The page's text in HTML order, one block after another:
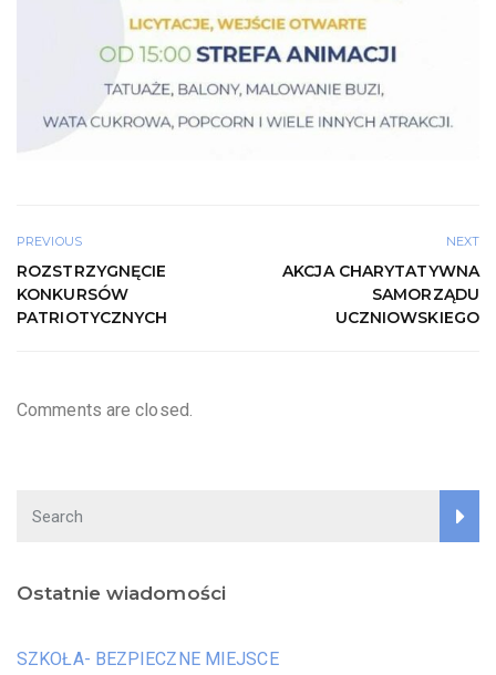
PREVIOUS
ROZSTRZYGNĘCIE
KONKURSÓW
PATRIOTYCZNYCH
NEXT
AKCJA CHARYTATYWNA
SAMORZĄDU
UCZNIOWSKIEGO
Comments are closed.
Ostatnie wiadomości
SZKOŁA- BEZPIECZNE MIEJSCE